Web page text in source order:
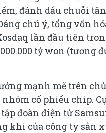
đánh dấu chuỗi
chú ý, tổng vốn
lần đầu tiên
tỷ won (tương
mạnh mẽ trên
cổ phiếu chip.
đoàn điện tử
khi của công ty sản